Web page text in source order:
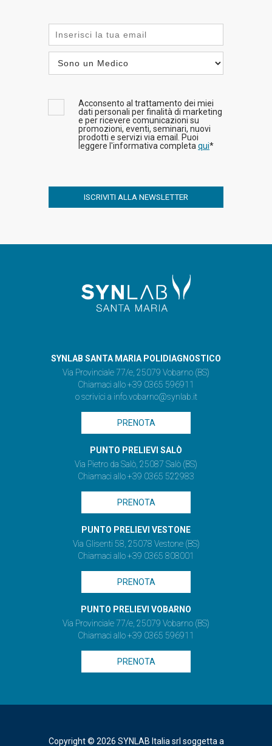
Acconsento al trattamento dei miei
dati personali per finalità di marketing
e per ricevere comunicazioni su
promozioni, eventi, seminari, nuovi
prodotti e servizi via email. Puoi
leggere l'informativa completa qui*
ISCRIVITI ALLA NEWSLETTER
SYNLAB SANTA MARIA POLIDIAGNOSTICO
Via Provinciale 77/e, 25079 Vobarno (BS)
Chiamaci allo +39 0365 596911
o scrivici a info.vobarno@synlab.it
PRENOTA
PUNTO PRELIEVI SALÒ
Via Pietro da Salò, 25087 Salò (BS)
Chiamaci allo +39 0365 522983
PRENOTA
PUNTO PRELIEVI VESTONE
Via Glisenti 58, 25078 Vestone (BS)
Chiamaci allo +39 0365 808001
PRENOTA
PUNTO PRELIEVI VOBARNO
Via Provinciale 77/e, 25079 Vobarno (BS)
Chiamaci allo +39 0365 596911
PRENOTA
Copyright © 2026 SYNLAB Italia srl soggetta a